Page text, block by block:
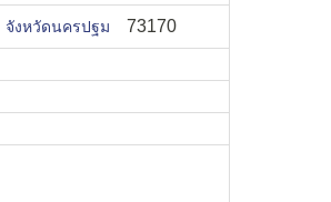
จังหวัดนครปฐม
73170